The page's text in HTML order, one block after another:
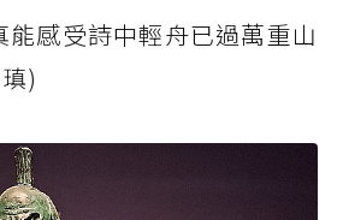
感受詩中輕舟已過萬重山
)